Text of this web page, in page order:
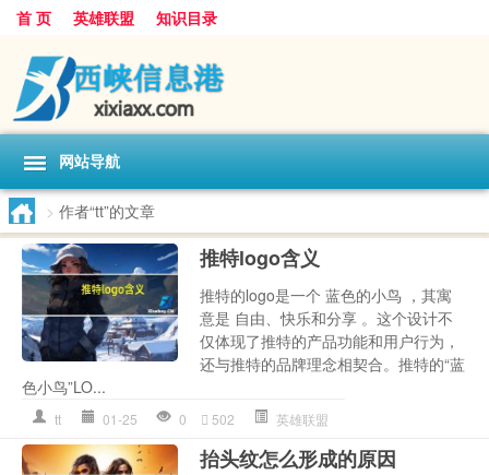
首 页 英雄联盟 知识目录
网站导航
> 作者“tt”的文章
推特logo含义
推特的logo是一个 蓝色的小鸟 ，其寓
意是 自由、快乐和分享 。这个设计不
仅体现了推特的产品功能和用户行为，
还与推特的品牌理念相契合。推特的“蓝
色小鸟”LO...
tt 01-25 0 502 英雄联盟
抬头纹怎么形成的原因